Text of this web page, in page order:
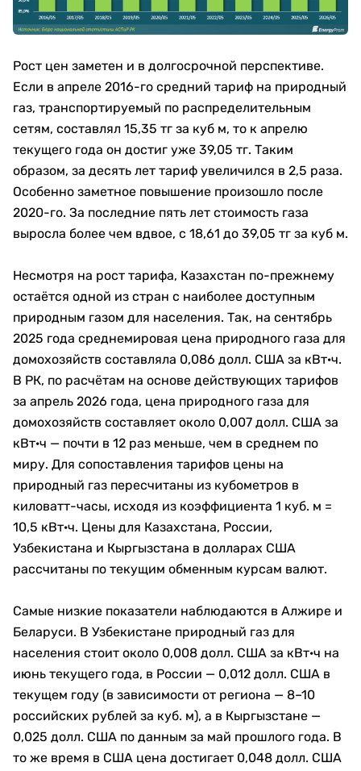
Рост цен заметен и в долгосрочной перспективе.
Если в апреле 2016-го средний тариф на природный
газ, транспортируемый по распределительным
сетям, составлял 15,35 тг за куб м, то к апрелю
текущего года он достиг уже 39,05 тг. Таким
образом, за десять лет тариф увеличился в 2,5 раза.
Особенно заметное повышение произошло после
2020-го. За последние пять лет стоимость газа
выросла более чем вдвое, с 18,61 до 39,05 тг за куб м.
Несмотря на рост тарифа, Казахстан по-прежнему
остаётся одной из стран с наиболее доступным
природным газом для населения. Так, на сентябрь
2025 года среднемировая цена природного газа для
домохозяйств составляла 0,086 долл. США за кВт·ч.
В РК, по расчётам на основе действующих тарифов
за апрель 2026 года, цена природного газа для
домохозяйств составляет около 0,007 долл. США за
кВт·ч — почти в 12 раз меньше, чем в среднем по
миру. Для сопоставления тарифов цены на
природный газ пересчитаны из кубометров в
киловатт-часы, исходя из коэффициента 1 куб. м =
10,5 кВт·ч. Цены для Казахстана, России,
Узбекистана и Кыргызстана в долларах США
рассчитаны по текущим обменным курсам валют.
Самые низкие показатели наблюдаются в Алжире и
Беларуси. В Узбекистане природный газ для
населения стоит около 0,008 долл. США за кВт·ч на
июнь текущего года, в России — 0,012 долл. США в
текущем году (в зависимости от региона — 8–10
российских рублей за куб. м), а в Кыргызстане —
0,025 долл. США по данным за май прошлого года. В
то же время в США цена достигает 0,048 долл. США